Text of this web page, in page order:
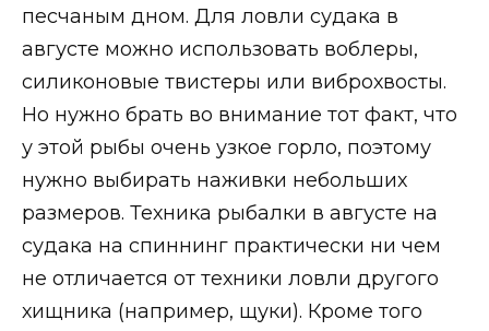
песчаным дном. Для ловли судака в
августе можно использовать воблеры,
силиконовые твистеры или виброхвосты.
Но нужно брать во внимание тот факт, что
у этой рыбы очень узкое горло, поэтому
нужно выбирать наживки небольших
размеров. Техника рыбалки в августе на
судака на спиннинг практически ни чем
не отличается от техники ловли другого
хищника (например, щуки). Кроме того